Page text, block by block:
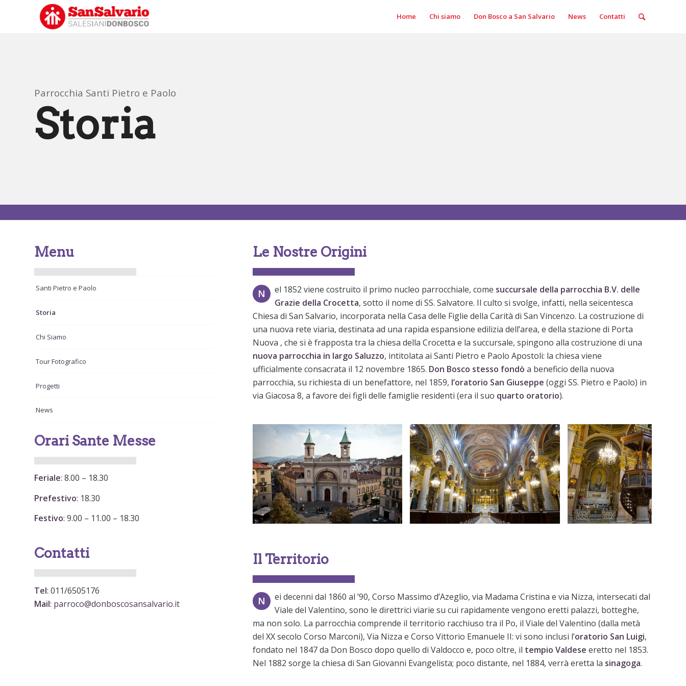
Home Chi siamo Don Bosco a San Salvario News Contatti
Parrocchia Santi Pietro e Paolo
Storia
Menu
Santi Pietro e Paolo
Storia
Chi Siamo
Tour Fotografico
Progetti
News
Orari Sante Messe
Feriale: 8.00 – 18.30
Prefestivo: 18.30
Festivo: 9.00 – 11.00 – 18.30
Contatti
Tel: 011/6505176
Mail: parroco@donboscosansalvario.it
Le Nostre Origini
N el 1852 viene costruito il primo nucleo parrocchiale, come succursale della parrocchia B.V. delle
Grazie della Crocetta, sotto il nome di SS. Salvatore. Il culto si svolge, infatti, nella seicentesca
Chiesa di San Salvario, incorporata nella Casa delle Figlie della Carità di San Vincenzo. La costruzione di
una nuova rete viaria, destinata ad una rapida espansione edilizia dell’area, e della stazione di Porta
Nuova , che si è frapposta tra la chiesa della Crocetta e la succursale, spingono alla costruzione di una
nuova parrocchia in largo Saluzzo, intitolata ai Santi Pietro e Paolo Apostoli: la chiesa viene
ufficialmente consacrata il 12 novembre 1865. Don Bosco stesso fondò a beneficio della nuova
parrocchia, su richiesta di un benefattore, nel 1859, l’oratorio San Giuseppe (oggi SS. Pietro e Paolo) in
via Giacosa 8, a favore dei figli delle famiglie residenti (era il suo quarto oratorio).
Il Territorio
N
ei decenni dal 1860 al ’90, Corso Massimo d’Azeglio, via Madama Cristina e via Nizza, intersecati dal
Viale del Valentino, sono le direttrici viarie su cui rapidamente vengono eretti palazzi, botteghe,
ma non solo. La parrocchia comprende il territorio racchiuso tra il Po, il Viale del Valentino (dalla metà
del XX secolo Corso Marconi), Via Nizza e Corso Vittorio Emanuele II: vi sono inclusi l’oratorio San Luigi,
fondato nel 1847 da Don Bosco dopo quello di Valdocco e, poco oltre, il tempio Valdese eretto nel 1853.
Nel 1882 sorge la chiesa di San Giovanni Evangelista; poco distante, nel 1884, verrà eretta la sinagoga.